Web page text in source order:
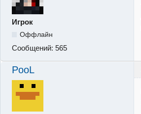
Игрок
Оффлайн
Сообщений: 565
PooL